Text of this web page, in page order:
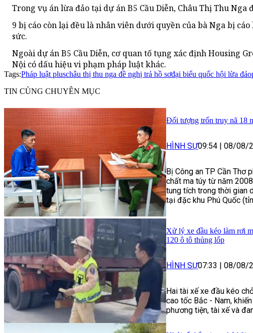
Trong vụ án lừa đảo tại dự án B5 Cầu Diễn, Châu Thị Thu
9 bị cáo còn lại đều là nhân viên dưới quyền của bà Nga bị
sức.
Ngoài dự án B5 Cầu Diễn, cơ quan tố tụng xác định Housing
Nội có dấu hiệu vi phạm pháp luật khác.
Tags:Pháp luật pluschâu thị thu nga đề nghị trả hồ sơđại biểu quốc hội lừa đảo
TIN CÙNG CHUYÊN MỤC
Đối tượng trốn truy nã 18
HÌNH SỰ09:54 08/08/
Bị Công an TP Cần Thơ
chất ma túy từ năm
tung tích trong thời gian
tại đặc khu Phú Quốc
Xử lý xe đầu kéo làm rơi
120 ô tô thủng lốp
HÌNH SỰ07:33 | 08/08/
Hai tài xế xe đầu kéo
cao tốc Bắc - Nam,
phương tiện, tài xế và